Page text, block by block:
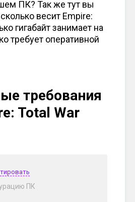
ПК? Так же тут вы
весит Empire:
гигабайт занимает на
требует оперативной
требования
Total War
ПК